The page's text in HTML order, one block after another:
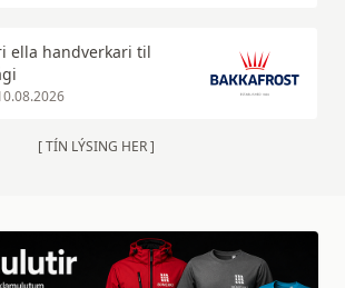
ella handverkari til
[ TÍN LÝSING HER ]